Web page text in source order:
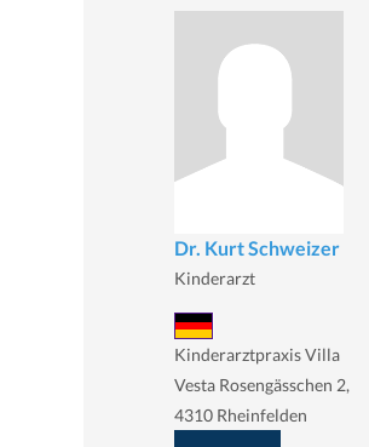
Dr. Kurt Schweizer
Kinderarzt
Kinderarztpraxis Villa
Vesta Rosengässchen 2,
4310 Rheinfelden